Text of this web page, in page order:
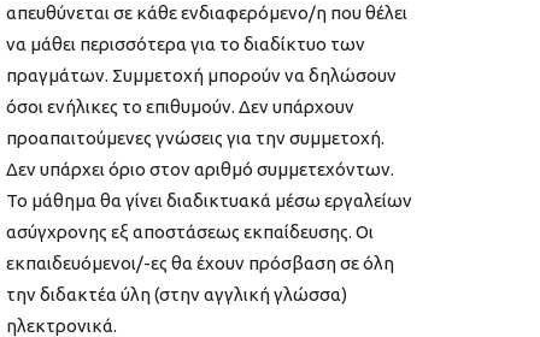
απευθύνεται σε κάθε ενδιαφερόμενο/η που θέλει
να μάθει περισσότερα για το διαδίκτυο των
πραγμάτων. Συμμετοχή μπορούν να δηλώσουν
όσοι ενήλικες το επιθυμούν. Δεν υπάρχουν
προαπαιτούμενες γνώσεις για την συμμετοχή.
Δεν υπάρχει όριο στον αριθμό συμμετεχόντων.
Το μάθημα θα γίνει διαδικτυακά μέσω εργαλείων
ασύγχρονης εξ αποστάσεως εκπαίδευσης. Οι
εκπαιδευόμενοι/-ες θα έχουν πρόσβαση σε όλη
την διδακτέα ύλη (στην αγγλική γλώσσα)
ηλεκτρονικά.